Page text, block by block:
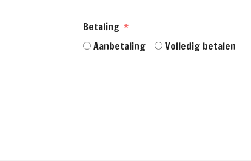
Betaling
Aanbetaling
Volledig betalen